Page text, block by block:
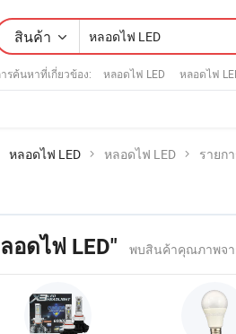
สินค้า
รค้นหาที่เกี่ยวข้อง: หลอดไฟ LED หลอดไฟ
หลอดไฟ LED หลอดไฟ LED รายก
อดไฟ LED" พบสินค้าคุณภาพจา